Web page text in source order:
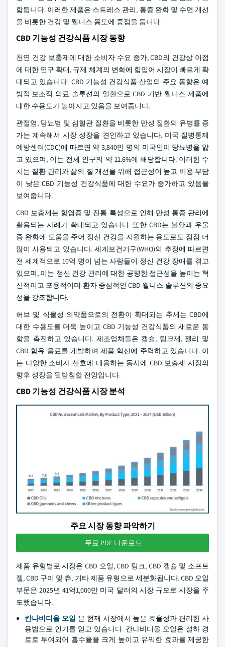
함됩니다. 이러한 제품은 스트레스 관리, 통증 완화 및 수면 개선
을 비롯한 건강 및 웰니스 용도에 중점을 둡니다.
CBD 기능성 건강식품 시장 동향
천연 건강 보충제에 대한 소비자 수요 증가, CBD의 건강상 이점
에 대한 연구 확대, 규제 체계의 변화에 힘입어 시장이 빠르게 확
대되고 있습니다. CBD 기능성 건강식품 산업의 주요 동향은 예
방적·보조적 의료 솔루션의 일환으로 CBD 기반 웰니스 제품에
대한 수용도가 높아지고 있음을 보여줍니다.
관절염, 당뇨병 및 심혈관 질환을 비롯한 만성 질환의 유병률 증
가는 계속해서 시장 성장을 견인하고 있습니다. 미국 질병통제
예방센터(CDC)에 따르면 약 3,840만 명의 미국인이 당뇨병을 앓
고 있으며, 이는 전체 인구의 약 11.6%에 해당합니다. 이러한 수
치는 질환 관리와 삶의 질 개선을 위해 접근성이 높고 비용 부담
이 낮은 CBD 기능성 건강식품에 대한 수요가 증가하고 있음을
보여줍니다.
CBD 보충제는 항염증 및 진통 특성으로 인해 만성 통증 관리에
활용되는 사례가 확대되고 있습니다. 또한 CBD는 불안과 우울
증 완화에 도움을 주어 정신 건강을 지원하는 용도로도 점점 더
많이 사용되고 있습니다. 세계보건기구(WHO)의 추정에 따르면
전 세계적으로 10억 명이 넘는 사람들이 정신 건강 장애를 겪고
있으며, 이는 정신 건강 관리에 대한 공평한 접근성을 높이는 혁
신적이고 포용적이며 환자 중심적인 CBD 웰니스 솔루션의 중요
성을 강조합니다.
허브 및 식물성 의약품으로의 전환이 확대되는 추세는 CBD에
대한 수용도를 더욱 높이고 CBD 기능성 건강식품의 새로운 동
향을 촉진하고 있습니다. 제조업체들은 캡슐, 팅크제, 젤리 및
CBD 함유 음료를 개발하며 제품 혁신에 주력하고 있습니다. 이
는 다양한 소비자 선호에 대응하는 동시에 CBD 보충제 시장의
향후 성장을 뒷받침할 전망입니다.
CBD 기능성 건강식품 시장 분석
주요 시장 동향 파악하기
무료 PDF 다운로드
제품 유형별로 시장은 CBD 오일, CBD 팅크, CBD 캡슐 및 소프트
젤, CBD 구미 및 츄, 기타 제품 유형으로 세분화됩니다. CBD 오일
부문은 2025년 41억1,000만 미국 달러의 시장 규모로 시장을 주
도했습니다.
칸나비디올 오일 은 현재 시장에서 높은 효율성과 편리한 사
용법으로 인기를 얻고 있습니다. 칸나비디올 오일은 설하 경
로로 투여되어 흡수율을 크게 높이고 유익한 효과를 제공한